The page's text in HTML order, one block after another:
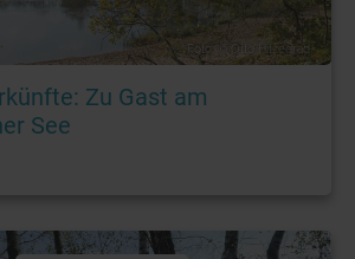
Foto: © Otto Hitzegrad
Zu Gast am
See